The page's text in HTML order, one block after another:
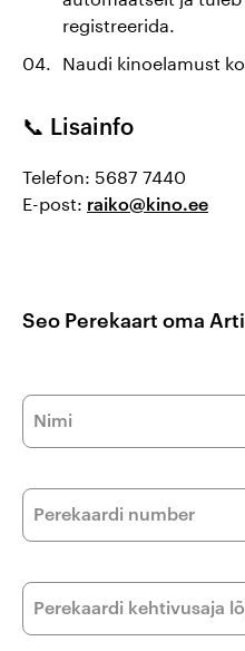
registreerida.
Naudi kinoelamust
📞 Lisainfo
Telefon: 5687 7440
E-post: raiko@kino.ee
Seo Perekaart oma
Nimi
Perekaardi number
Perekaardi kehtivusaja